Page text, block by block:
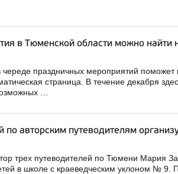
в Тюменской области можно найти
череде праздничных мероприятий
страница. В течение декабря
…
по авторским путеводителям
трех путеводителей по Тюмени Мария
в школе с краеведческим уклоном № 9.